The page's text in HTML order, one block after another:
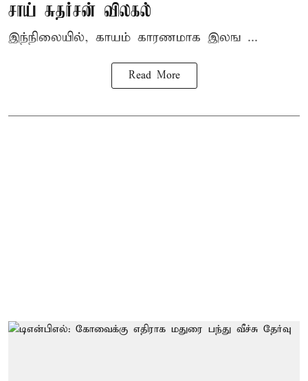
சாய் சுதர்சன் விலகல்
இந்நிலையில், காயம் காரணமாக இலங ...
Read More